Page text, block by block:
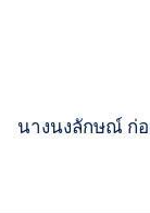
นางนงลักษณ์ ก่